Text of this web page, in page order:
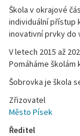
Škola v okrajové
individuální přístup
inovativní prvky do
V letech 2015 až
Pomáháme školám
Šobrovka je škola
Zřizovatel
Město Písek
Ředitel